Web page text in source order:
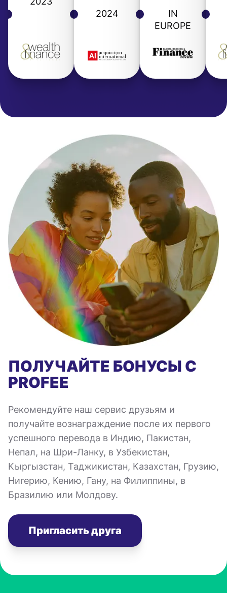
2024
IN
EUROPE
ПОЛУЧАЙТЕ БОНУСЫ С
PROFEE
Рекомендуйте наш сервис друзьям и
получайте вознаграждение после их первого
успешного перевода в Индию, Пакистан,
Непал, на Шри-Ланку, в Узбекистан,
Кыргызстан, Таджикистан, Казахстан, Грузию,
Нигерию, Кению, Гану, на Филиппины, в
Бразилию или Молдову.
Пригласить друга